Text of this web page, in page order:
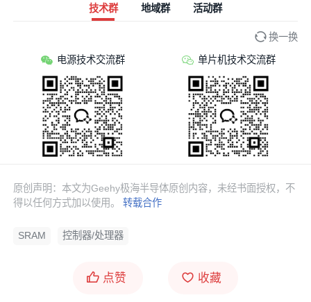
技术群 地域群 活动群
换一换
电源技术交流群 单片机技术交流群
原创声明：本文为Geehy极海半导体原创内容，未经书面授权，不
得以任何方式加以使用。转载合作
SRAM 控制器/处理器
点赞 收藏